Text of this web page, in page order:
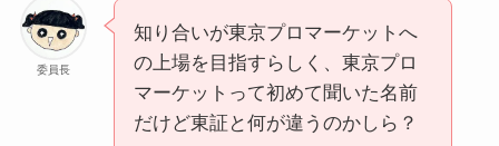
委員長
知り合いが東京プロマーケットへ
の上場を目指すらしく、東京プロ
マーケットって初めて聞いた名前
だけど東証と何が違うのかしら？